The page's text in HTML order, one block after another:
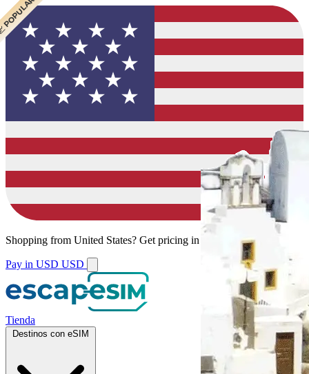
Shopping from United States? Get pricing in your local currency.
Pay in USD USD
Tienda
Destinos con eSIM
VALUE